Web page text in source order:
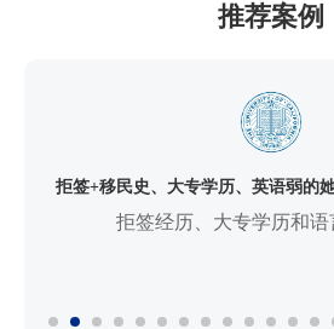
推荐案例
拒签+移民史、大专学历、英语弱的
拒签经历、大专学历和语